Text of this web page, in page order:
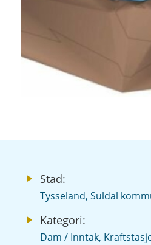
Stad:
Tysseland, Suldal
Kategori:
Dam / Inntak,